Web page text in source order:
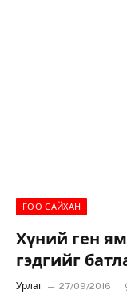
ГОО САЙХАН
Хүний ген
гэдгийг
Урлаг 27/09/2016